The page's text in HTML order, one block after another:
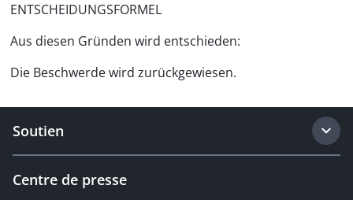
ENTSCHEIDUNGSFORMEL
Aus diesen Gründen wird entschieden:
Die Beschwerde wird zurückgewiesen.
Soutien
Centre de presse